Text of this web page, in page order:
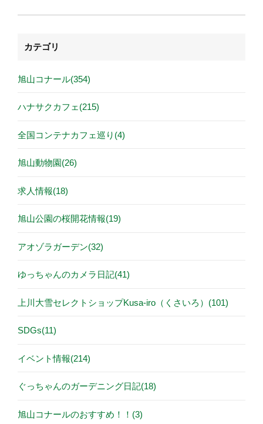
カテゴリ
旭山コナール(354)
ハナサクカフェ(215)
全国コンテナカフェ巡り(4)
旭山動物園(26)
求人情報(18)
旭山公園の桜開花情報(19)
アオゾラガーデン(32)
ゆっちゃんのカメラ日記(41)
上川大雪セレクトショップKusa-iro（くさいろ）(101)
SDGs(11)
イベント情報(214)
ぐっちゃんのガーデニング日記(18)
旭山コナールのおすすめ！！(3)